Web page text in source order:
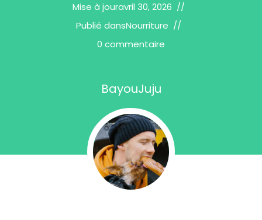
Mise à jouravril 30, 2026
Publié dansNourriture
0 commentaire
BayouJuju